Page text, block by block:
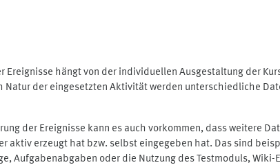
Ereignisse hängt von der individuellen Ausgestaltung der
Natur der eingesetzten Aktivität werden unterschiedliche
der Ereignisse kann es auch vorkommen, dass weitere
aktiv erzeugt hat bzw. selbst eingegeben hat. Das sind
Aufgabenabgaben oder die Nutzung des Testmoduls,